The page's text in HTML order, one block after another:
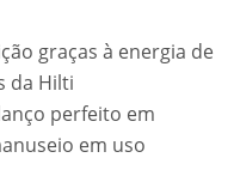
graças à energia de
da Hilti
perfeito em
em uso